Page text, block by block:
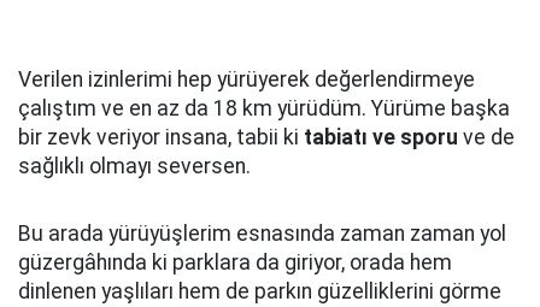
Verilen izinlerimi hep yürüyerek değerlendirmeye
çalıştım ve en az da 18 km yürüdüm. Yürüme başka
bir zevk veriyor insana, tabii ki tabiatı ve sporu ve de
sağlıklı olmayı seversen.
Bu arada yürüyüşlerim esnasında zaman zaman yol
güzergâhında ki parklara da giriyor, orada hem
dinlenen yaşlıları hem de parkın güzelliklerini görme